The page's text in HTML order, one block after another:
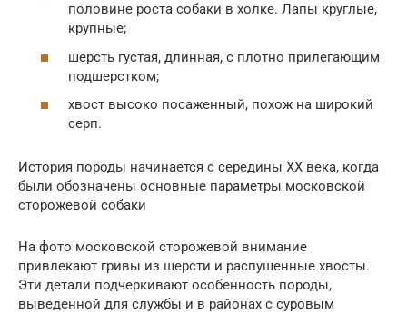
половине роста собаки в холке. Лапы круглые,
крупные;
шерсть густая, длинная, с плотно прилегающим
подшерстком;
хвост высоко посаженный, похож на широкий
серп.
История породы начинается с середины ХХ века, когда
были обозначены основные параметры московской
сторожевой собаки
На фото московской сторожевой внимание
привлекают гривы из шерсти и распушенные хвосты.
Эти детали подчеркивают особенность породы,
выведенной для службы и в районах с суровым